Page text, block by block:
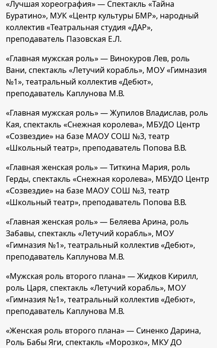
«Лучшая хореография» — Спектакль «Тайна
Буратино», МУК «Центр культуры БМР», народный
коллектив «Театральная студия «ДАР»,
преподаватель Пазовская Е.Л.
«Главная мужская роль» — Винокуров Лев, роль
Вани, спектакль «Летучий корабль», МОУ «Гимназия
№1», театральный коллектив «Дебют»,
преподаватель Каплунова М.В.
«Главная мужская роль» — Жупилов Владислав, роль
Кая, спектакль «Снежная королева», МБУДО Центр
«Созвездие» на базе МАОУ СОШ №3, театр
«Школьный театр», преподаватель Попова В.В.
«Главная женская роль» — Титкина Мария, роль
Герды, спектакль «Снежная королева», МБУДО Центр
«Созвездие» на базе МАОУ СОШ №3, театр
«Школьный театр», преподаватель Попова В.В.
«Главная женская роль» — Беляева Арина, роль
Забавы, спектакль «Летучий корабль», МОУ
«Гимназия №1», театральный коллектив «Дебют»,
преподаватель Каплунова М.В.
«Мужская роль второго плана» — Жидков Кирилл,
роль Царя, спектакль «Летучий корабль», МОУ
«Гимназия №1», театральный коллектив «Дебют»,
преподаватель Каплунова М.В.
«Женская роль второго плана» — Синенко Дарина,
Роль Бабы Яги, спектакль «Морозко», МКУ ДО